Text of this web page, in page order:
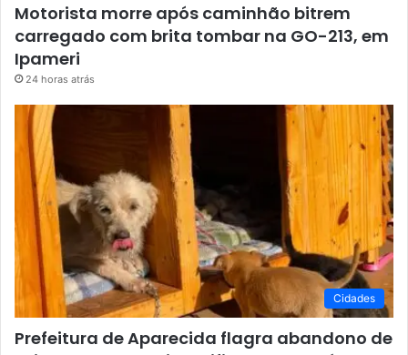
Motorista morre após caminhão bitrem
carregado com brita tombar na GO-213, em
Ipameri
24 horas atrás
Cidades
Prefeitura de Aparecida flagra abandono de